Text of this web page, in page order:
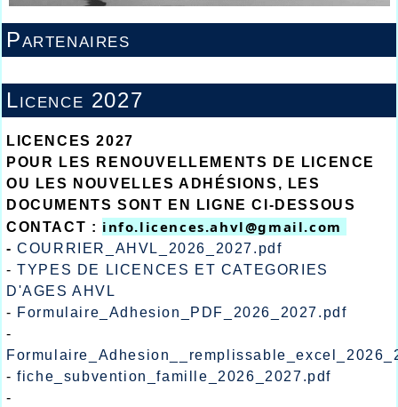
Partenaires
Licence 2027
LICENCES 2027
POUR LES RENOUVELLEMENTS DE LICENCE
OU LES NOUVELLES ADHÉSIONS, LES
DOCUMENTS SONT EN LIGNE CI-DESSOUS
CONTACT : info.licences.ahvl@gmail.com
-COURRIER_AHVL_2026_2027.pdf
-TYPES DE LICENCES ET CATEGORIES
D'AGES AHVL
- Formulaire_Adhesion_PDF_2026_2027.pdf
-
-fiche_subvention_famille_2026_2027.pdf
-